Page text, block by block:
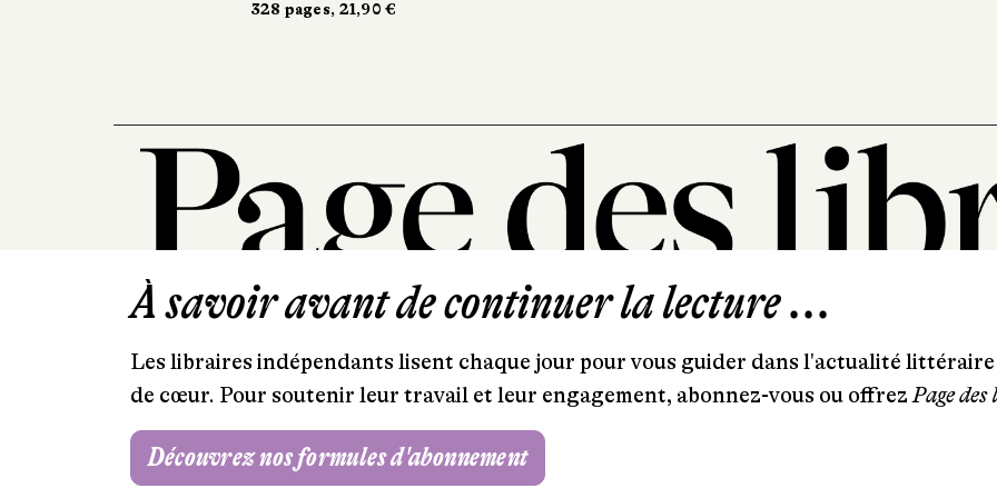
328 pages, 21,90 €
101, rue Saint-Lazare
T. 01 44 41 97 20
À savoir avant de continuer la lecture ...
Les libraires indépendants lisent chaque jour pour vous guider dans l'actualité
de cœur. Pour soutenir leur travail et leur engagement, abonnez-vous ou offrezPage
Découvrez nos formules d'abonnement